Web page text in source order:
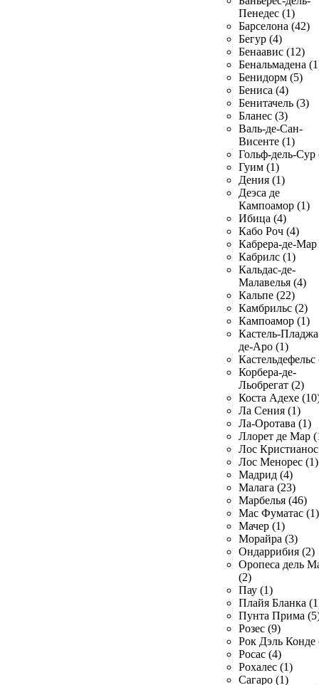
Пенедес (1)
Барселона (42)
Бегур (4)
Бенаавис (12)
Бенальмадена
Бенидорм (5)
Бениса (4)
Бенитачель (3)
Бланес (3)
Валь-де-Сан-
Висенте (1)
Гольф-дель-Сур
Гуим (1)
Дения (1)
Деэса де
Кампоамор (1)
Ибица (4)
Кабо Роч (4)
Кабрера-де-Мар
Кабрилс (1)
Кальдас-де-
Малавелья (4)
Кальпе (22)
Камбрильс (2)
Кампоамор (1)
Кастель-
де-Аро (1)
Кастельдефельс
Корбера-де-
Льобрегат (2)
Коста Адехе
Ла Сения (1)
Ла-Оротава (1)
Ллорет де Мар
Лос
Лос Менорес (1)
Мадрид (4)
Малага (23)
Марбелья (46)
Мас Фуматас (1)
Мачер (1)
Морайра (3)
Ондаррибия (2)
Оропеса дель
(2)
Пау (1)
Плайя Бланка
Пунта Прима
Розес (9)
Рок Дэль Конде
Росас (4)
Рохалес (1)
Сагаро (1)